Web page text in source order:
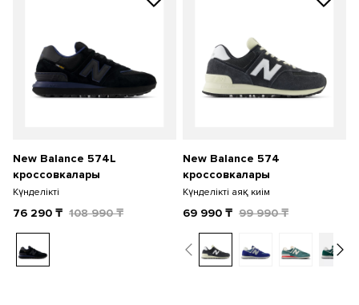
New Balance 574L
кроссовкалары
Күнделікті
76 290 ₸ 108 990₸
New Balance 574
кроссовкалары
Күнделікті аяқ киім
69 990 ₸ 99 990₸